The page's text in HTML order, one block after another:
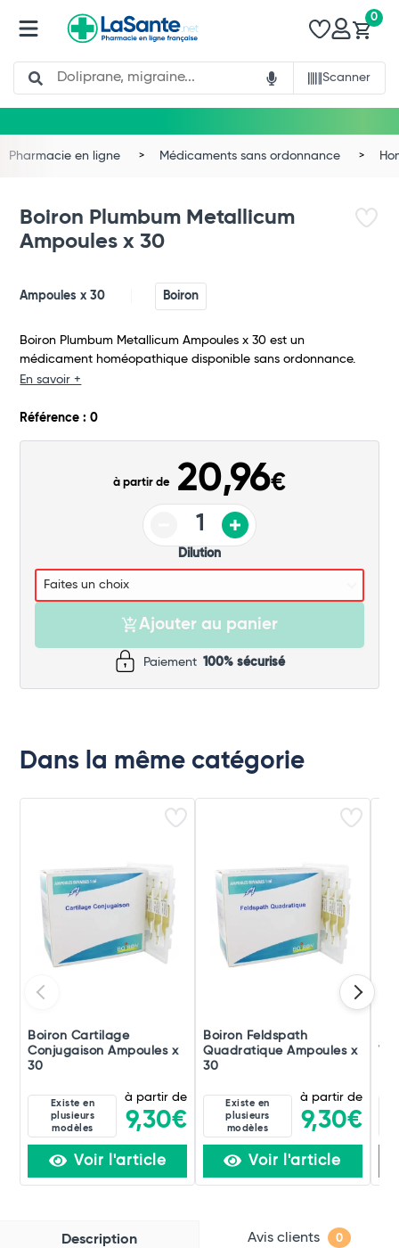
Search
Scanner
0
Total
Pharmacie en ligne Médicaments sans ordonnance
Boiron Plumbum Metallicum
Ampoules x 30
Ampoules x 30 Boiron
Boiron Plumbum Metallicum Ampoules x 30 est un
médicament homéopathique disponible sans ordonnance.
En savoir +
Référence : 0
à partir de 20,96€
Dilution
Ajouter au panier
Paiement 100% sécurisé
Dans la même catégorie
Boiron Cartilage
Conjugaison Ampoules x
30
Existe en
plusieurs
modèles
à partir de
9,30€
Voir l'article
Boiron Feldspath
Quadratique Ampoules x
30
Existe en
plusieurs
modèles
à partir de
9,30€
Voir l'article
Description Avis clients 0